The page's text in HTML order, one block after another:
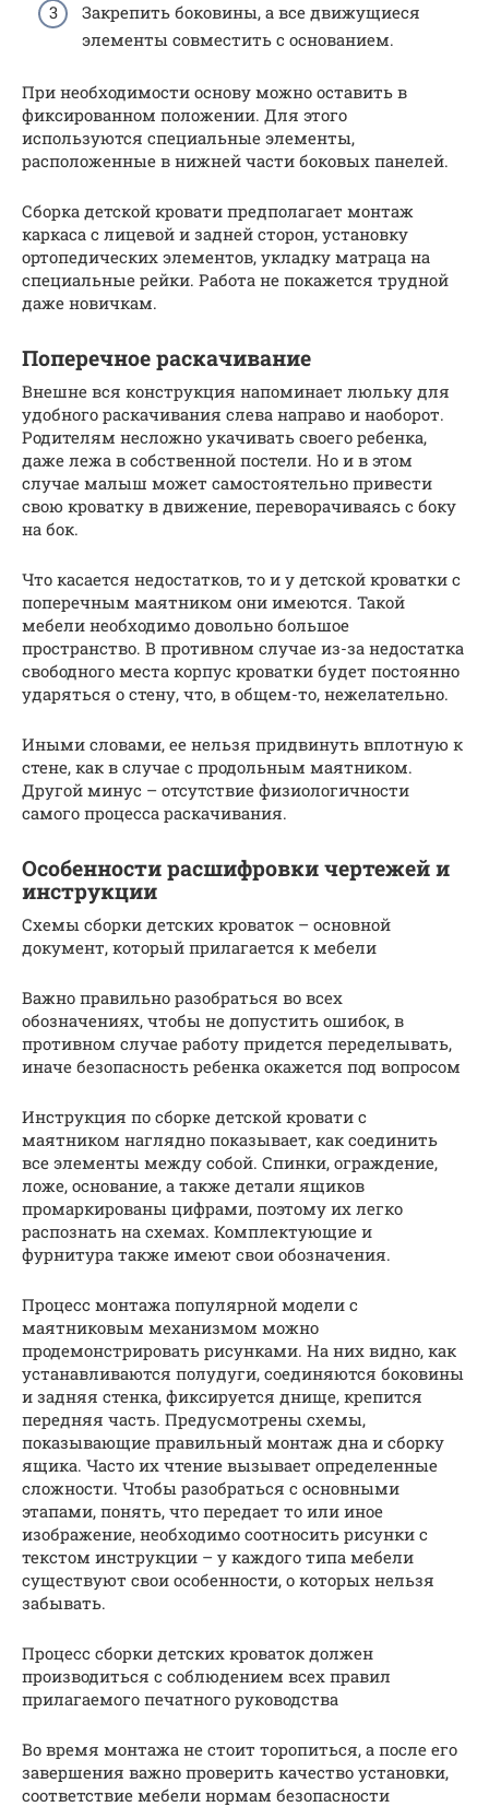
Закрепить боковины, а все движущиеся
элементы совместить с основанием.
При необходимости основу можно оставить в
фиксированном положении. Для этого
используются специальные элементы,
расположенные в нижней части боковых панелей.
Сборка детской кровати предполагает монтаж
каркаса с лицевой и задней сторон, установку
ортопедических элементов, укладку матраца на
специальные рейки. Работа не покажется трудной
даже новичкам.
Поперечное раскачивание
Внешне вся конструкция напоминает люльку для
удобного раскачивания слева направо и наоборот.
Родителям несложно укачивать своего ребенка,
даже лежа в собственной постели. Но и в этом
случае малыш может самостоятельно привести
свою кроватку в движение, переворачиваясь с боку
на бок.
Что касается недостатков, то и у детской кроватки с
поперечным маятником они имеются. Такой
мебели необходимо довольно большое
пространство. В противном случае из-за недостатка
свободного места корпус кроватки будет постоянно
ударяться о стену, что, в общем-то, нежелательно.
Иными словами, ее нельзя придвинуть вплотную к
стене, как в случае с продольным маятником.
Другой минус – отсутствие физиологичности
самого процесса раскачивания.
Особенности расшифровки чертежей и
инструкции
Схемы сборки детских кроваток – основной
документ, который прилагается к мебели
Важно правильно разобраться во всех
обозначениях, чтобы не допустить ошибок, в
противном случае работу придется переделывать,
иначе безопасность ребенка окажется под вопросом
Инструкция по сборке детской кровати с
маятником наглядно показывает, как соединить
все элементы между собой. Спинки, ограждение,
ложе, основание, а также детали ящиков
промаркированы цифрами, поэтому их легко
распознать на схемах. Комплектующие и
фурнитура также имеют свои обозначения.
Процесс монтажа популярной модели с
маятниковым механизмом можно
продемонстрировать рисунками. На них видно, как
устанавливаются полудуги, соединяются боковины
и задняя стенка, фиксируется днище, крепится
передняя часть. Предусмотрены схемы,
показывающие правильный монтаж дна и сборку
ящика. Часто их чтение вызывает определенные
сложности. Чтобы разобраться с основными
этапами, понять, что передает то или иное
изображение, необходимо соотносить рисунки с
текстом инструкции – у каждого типа мебели
существуют свои особенности, о которых нельзя
забывать.
Процесс сборки детских кроваток должен
производиться с соблюдением всех правил
прилагаемого печатного руководства
Во время монтажа не стоит торопиться, а после его
завершения важно проверить качество установки,
соответствие мебели нормам безопасности